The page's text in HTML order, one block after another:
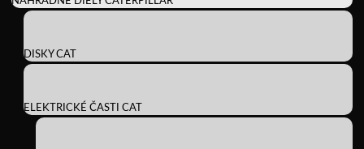
DISKY CAT
ELEKTRICKÉ ČASTI CAT